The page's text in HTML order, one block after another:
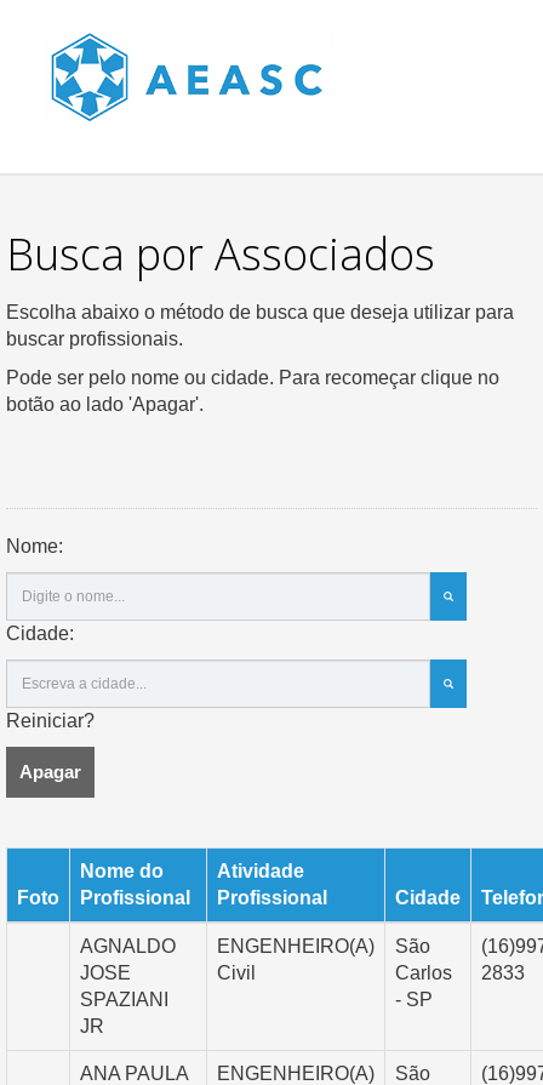
Busca por Associados
Escolha abaixo o método de busca que deseja utilizar para
buscar profissionais.
Pode ser pelo nome ou cidade. Para recomeçar clique no
botão ao lado 'Apagar'.
Nome:
Cidade:
Reiniciar?
Apagar
Foto
Nome do
Profissional
Atividade
Profissional
Cidade
AGNALDO
JOSE
SPAZIANI
JR
ENGENHEIRO(A)
Civil
São
Carlos
- SP
2833
ANA PAULA
ENGENHEIRO(A)
São